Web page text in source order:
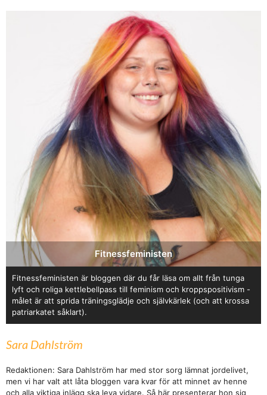
Fitnessfeministen
Fitnessfeministen är bloggen där du får läsa om allt från tunga
lyft och roliga kettlebellpass till feminism och kroppspositivism -
målet är att sprida träningsglädje och självkärlek (och att krossa
patriarkatet såklart).
Sara Dahlström
Redaktionen: Sara Dahlström har med stor sorg lämnat jordelivet,
men vi har valt att låta bloggen vara kvar för att minnet av henne
och alla viktiga inlägg ska leva vidare. Så här presenterar hon sig